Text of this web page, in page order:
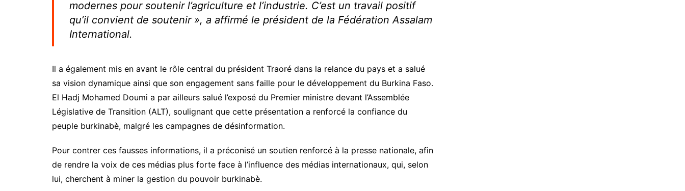
modernes pour soutenir l’agriculture et l’industrie. C’est un travail positif
qu’il convient de soutenir », a affirmé le président de la Fédération Assalam
International.
Il a également mis en avant le rôle central du président Traoré dans la relance du pays et a salué
sa vision dynamique ainsi que son engagement sans faille pour le développement du Burkina Faso.
El Hadj Mohamed Doumi a par ailleurs salué l’exposé du Premier ministre devant l’Assemblée
Législative de Transition (ALT), soulignant que cette présentation a renforcé la confiance du
peuple burkinabè, malgré les campagnes de désinformation.
Pour contrer ces fausses informations, il a préconisé un soutien renforcé à la presse nationale, afin
de rendre la voix de ces médias plus forte face à l’influence des médias internationaux, qui, selon
lui, cherchent à miner la gestion du pouvoir burkinabè.